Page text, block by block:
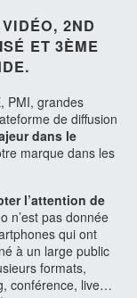
2ND
ET 3ÈME
PMI, grandes
de diffusion
dans le
marque dans les
l’attention de
n’est pas donnée
qui ont
à un large public
formats,
conférence, live…